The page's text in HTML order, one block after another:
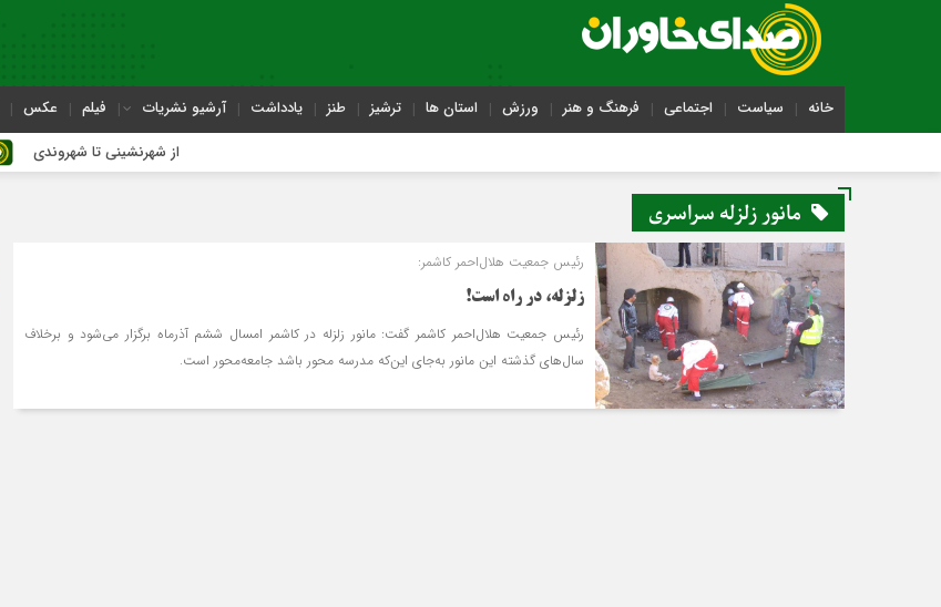
خانه سیاست اجتماعی فرهنگ و هنر ورزش استان ها ترشیز طنز یادداشت آرشیو نشریات فیلم عکس
از شهرنشینی تا شهروندی
مانور زلزله سراسری
رئیس جمعیت هلال‌احمر کاشمر:
زلزله، در راه است!
رئیس جمعیت هلال‌احمر کاشمر گفت: مانور زلزله در کاشمر امسال ششم آذرماه برگزار می‌شود و برخلاف
سال‌های گذشته این مانور به‌جای این‎‌که مدرسه محور باشد جامعه‌محور است.